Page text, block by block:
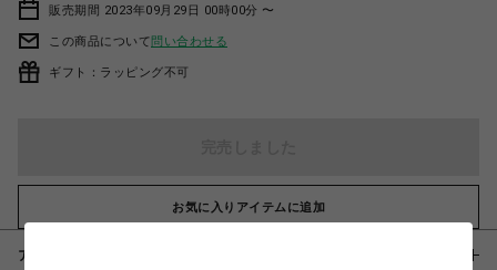
販売期間 2023年09月29日 00時00分 〜
この商品について問い合わせる
ギフト：ラッピング不可
お気に入りアイテムに追加
アイテム説明 / 素材